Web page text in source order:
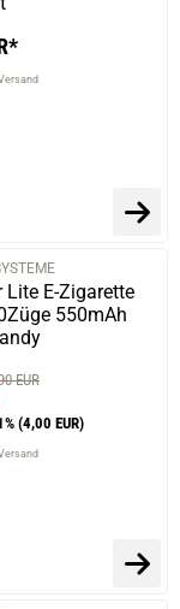
Kommentars
Lite E-Zigarette
550mAh
EUR
(4,00 EUR)